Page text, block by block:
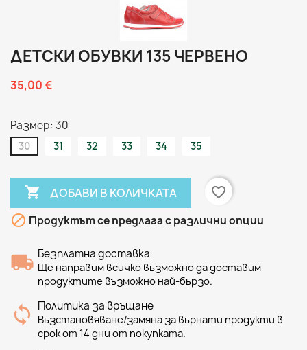
ДЕТСКИ ОБУВКИ 135 ЧЕРВЕНО
35,00 €
Размер: 30
30 31 32 33 34 35
 ДОБАВИ В КОЛИЧКАТА
favorite_border
 Продуктът се предлага с различни опции
Безплатна доставка
Ще направим всичко възможно да доставим
продуктите възможно най-бързо.
Политика за връщане
Възстановяване/замяна за върнати продукти в
срок от 14 дни от покупката.